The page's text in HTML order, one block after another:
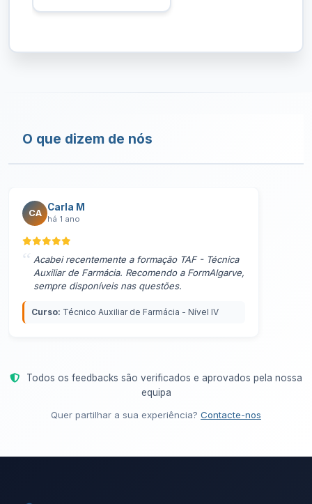
O que dizem de nós
CA
Carla M
há 1 ano
Acabei recentemente a formação TAF - Técnica
Auxiliar de Farmácia. Recomendo a FormAlgarve,
sempre disponíveis nas questões.
Curso: Técnico Auxiliar de Farmácia - Nível IV
Todos os feedbacks são verificados e aprovados pela nossa
equipa
Quer partilhar a sua experiência? Contacte-nos